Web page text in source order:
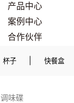
产品中心
案例中心
合作伙伴
杯子 快餐盒
调味碟